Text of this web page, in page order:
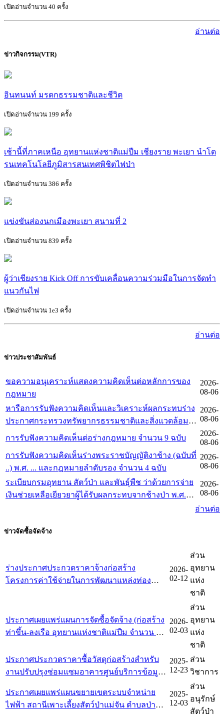
เปิดอ่านจำนวน 40 ครั้ง
อ่านต่อ
ข่าวกิจกรรม(VTR)
อินทนนท์ มรดกธรรมชาติและชีวิต
เปิดอ่านจำนวน 199 ครั้ง
เช้านี้ที่ภาคเหนือ อุทยานแห่งชาติแม่ปืม เชียงราย พะเยา นำโด
รนเทคโนโลยีภูมิสารสนเทศพิชิตไฟป่า
เปิดอ่านจำนวน 386 ครั้ง
แข่งขันส่องนกเมืองพะเยา สนามที่ 2
เปิดอ่านจำนวน 839 ครั้ง
ผู้ว่าเชียงราย Kick Off การขับเคลื่อนความร่วมมือในการจัดทำ
แนวกันไฟ
เปิดอ่านจำนวน 1e3 ครั้ง
อ่านต่อ
ข่าวประชาสัมพันธ์
ขอความอนุเคราะห์แสดงความคิดเห็นต่อหลักการของ
กฎหมาย
2026-
08-06
หารือการรับฟังความคิดเห็นและวิเคราะห์ผลกระทบร่าง
ประกาศกระทรวงทรัพยากรธรรมชาติและสิ่งแวดล้อม
เพิกถอนเขตห้ามล่าสัตว์ป่า ของกรมอุทยานแห่งชาติ
เกณฑ์การจัดการทำร่างกฎหมายและการประเมินผล
สัมฤทธิ์ของกฎหมาย พ.ศ. 2562
2026-
08-06
การรับฟังความคิดเห็นต่อร่างกฎหมาย จำนวน 9 ฉบับ
2026-
08-06
การรับฟังความคิดเห็นร่างพระราชบัญญัติงาช้าง (ฉบับที่
..) พ.ศ. ... และกฎหมายลำดับรอง จำนวน 4 ฉบับ
2026-
08-06
ระเบียบกรมอุทยาน สัตว์ป่า และพันธุ์พืช ว่าด้วยการจ่าย
เงินช่วยเหลือเยียวยาผู้ได้รับผลกระทบจากช้างป่า พ.ศ.
2026-
08-06
อ่านต่อ
ข่าวจัดซื้อจัดจ้าง
ร่างประกาศประกวดราคาจ้างก่อสร้าง
โครงการค่าใช้จ่ายในการพัฒนาแหล่งท่อง
จำนวน ๔ รายการ
2026-
02-12
ส่วน
อุทยาน
แห่ง
ชาติ
ประกาศเผยแพร่แผนการจัดซื้อจัดจ้าง (ก่อสร้าง
ท่าขึ้น-ลงเรือ อุทยานแห่งชาติแม่ปืม จำนวน 1
2026-
02-03
ส่วน
อุทยาน
แห่ง
ชาติ
ประกาศประกวดราคาซื้อวัสดุก่อสร้างสำหรับ
งานปรับปรุงซ่อมแซมอาคารศูนย์บริการข้อมูล
สลี ตำบลสันทราย อำเภอเมืองเชียงราย จังหวัด
เชียงราย
2025-
12-23
ส่วน
วิชาการ
ประกาศเผยแพร่แผนขยายเขตระบบจำหน่าย
ไฟฟ้า สถานีเพาะเลี้ยงสัตว์ป่าแม่จัน ตำบลป่าตึง
2025-
12-03
ส่วน
อนุรักษ์
สัตว์ป่า